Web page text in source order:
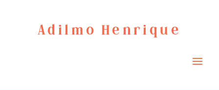
Adilmo Henrique